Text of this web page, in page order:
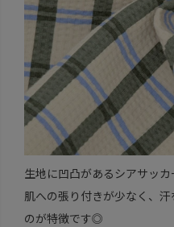
生地に凹凸があるシアサッカ
肌への張り付きが少なく、
のが特徴です◎